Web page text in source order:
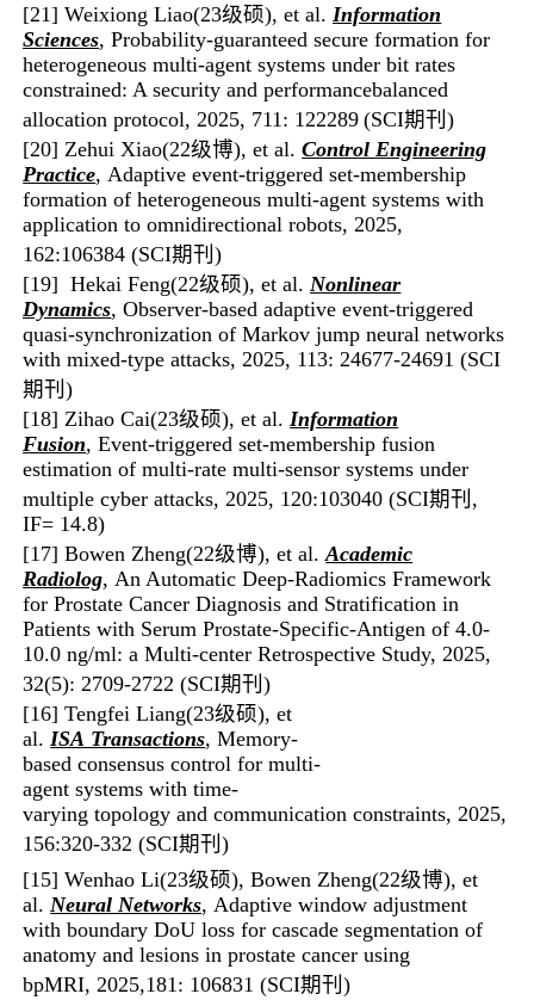
[21] Weixiong Liao(23级硕), et al. Information
Sciences, Probability-guaranteed secure formation for
heterogeneous multi-agent systems under bit rates
constrained: A security and performancebalanced
allocation protocol, 2025, 711: 122289 (SCI期刊)
[20] Zehui Xiao(22级博), et al.Control Engineering
Practice, Adaptive event-triggered set-membership
formation of heterogeneous multi-agent systems with
application to omnidirectional robots, 2025,
162:106384(SCI期刊)
[19] Hekai Feng(22级硕), et al. Nonlinear
Dynamics, Observer-based adaptive event-triggered
quasi-synchronization of Markov jump neural networks
with mixed-type attacks, 2025, 113: 24677-24691 (SCI
期刊)
[18] Zihao Cai(23级硕), et al. Information
Fusion, Event-triggered set-membership fusion
estimation of multi-rate multi-sensor systems under
multiple cyber attacks, 2025, 120:103040 (SCI期刊,
IF= 14.8)
[17]Bowen Zheng(22级博), et al.Academic
Radiolog, An Automatic Deep-Radiomics Framework
for Prostate Cancer Diagnosis and Stratification in
Patients with Serum Prostate-Specific-Antigen of 4.0-
10.0 ng/ml: a Multi-center Retrospective Study, 2025,
32(5): 2709-2722 (SCI期刊)
[16] Tengfei Liang(23级硕),et
al. ISA Transactions, Memory-
based consensus control for multi-
agent systems with time-
varying topology and communication constraints, 2025,
156:320-332 (SCI期刊)
[15] Wenhao Li(23级硕), Bowen Zheng(22级博),et
al. Neural Networks, Adaptive window adjustment
with boundary DoU loss for cascade segmentation of
anatomy and lesions in prostate cancer using
bpMRI, 2025,181: 106831 (SCI期刊)